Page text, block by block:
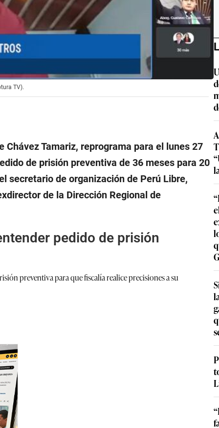
TV).
Tamariz, reprograma para el lunes 27
de prisión preventiva de 36 meses para 20
secretario de organización de Perú Libre,
de la Dirección Regional de
pedido de prisión
preventiva para que fiscalía realice precisiones a su